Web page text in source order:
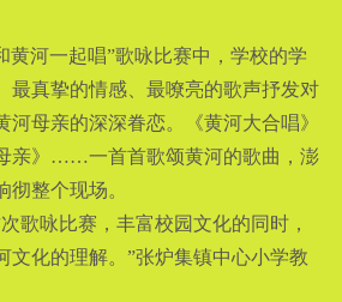
黄河一起唱”歌咏比赛中，学校的学
最真挚的情感、最嘹亮的歌声抒发对
河母亲的深深眷恋。《黄河大合唱》
亲》……一首首歌颂黄河的歌曲，澎
彻整个现场。
歌咏比赛，丰富校园文化的同时，
文化的理解。”张炉集镇中心小学教